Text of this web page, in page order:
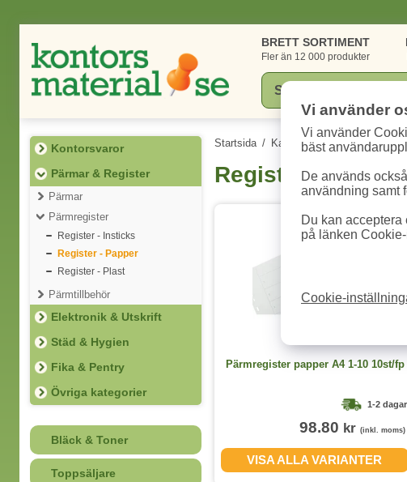
BRETT SORTIMENT
Fler än 12 000 produkter
Kontorsvaror
Pärmar & Register
Pärmar
Pärmregister
Register - Insticks
Register - Papper
Register - Plast
Pärmtillbehör
Elektronik & Utskrift
Städ & Hygien
Fika & Pentry
Övriga kategorier
Bläck & Toner
Toppsäljare
Startsida / Kategorier / Pärmar &
Register - Papper
9 varianter
Pärmregister papper A4 1-10 10st/fp
1-2 dagar
98.80 kr (inkl. moms)
VISA ALLA VARIANTER
Vi använder
Vi använder
bäst
De används
användning samt
Du kan
på länken
Cookie-